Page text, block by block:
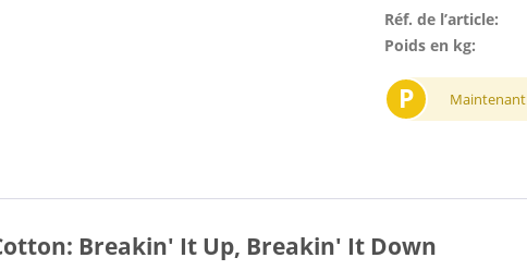
Réf. de l’article:
Poids en kg:
P Maintenant
Breakin' It Up, Breakin' It Down